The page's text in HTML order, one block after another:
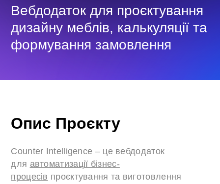
Вебдодаток для проєктування
дизайну меблів, калькуляції та
формування замовлення
Опис Проєкту
Counter Intelligence – це вебдодаток
для автоматизації бізнес-
процесів проєктування та виготовлення